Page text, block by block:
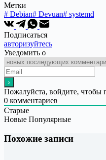
Метки
# Debian# Devuan# systemd
Подписаться
авторизуйтесь
Уведомить о
Пожалуйста, войдите, чтобы
0 комментариев
Старые
Новые Популярные
Похожие записи